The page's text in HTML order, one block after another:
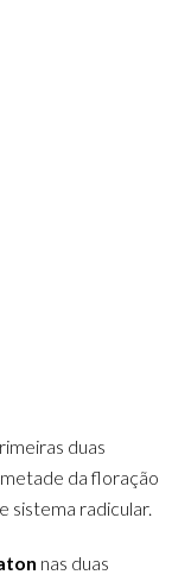
duas
da floração
sistema radicular.
nas duas